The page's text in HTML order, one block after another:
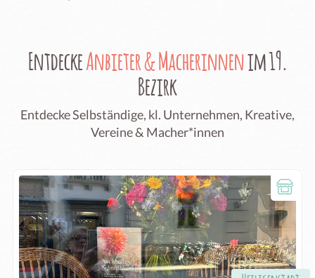
EntdeckeAnbieter & Macherinnenim 19.
Bezirk
Entdecke Selbständige, kl. Unternehmen, Kreative,
Vereine & Macher*innen